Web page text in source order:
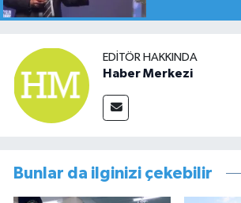
EDITÖR HAKKINDA
Haber Merkezi
Bunlar da ilginizi çekebilir